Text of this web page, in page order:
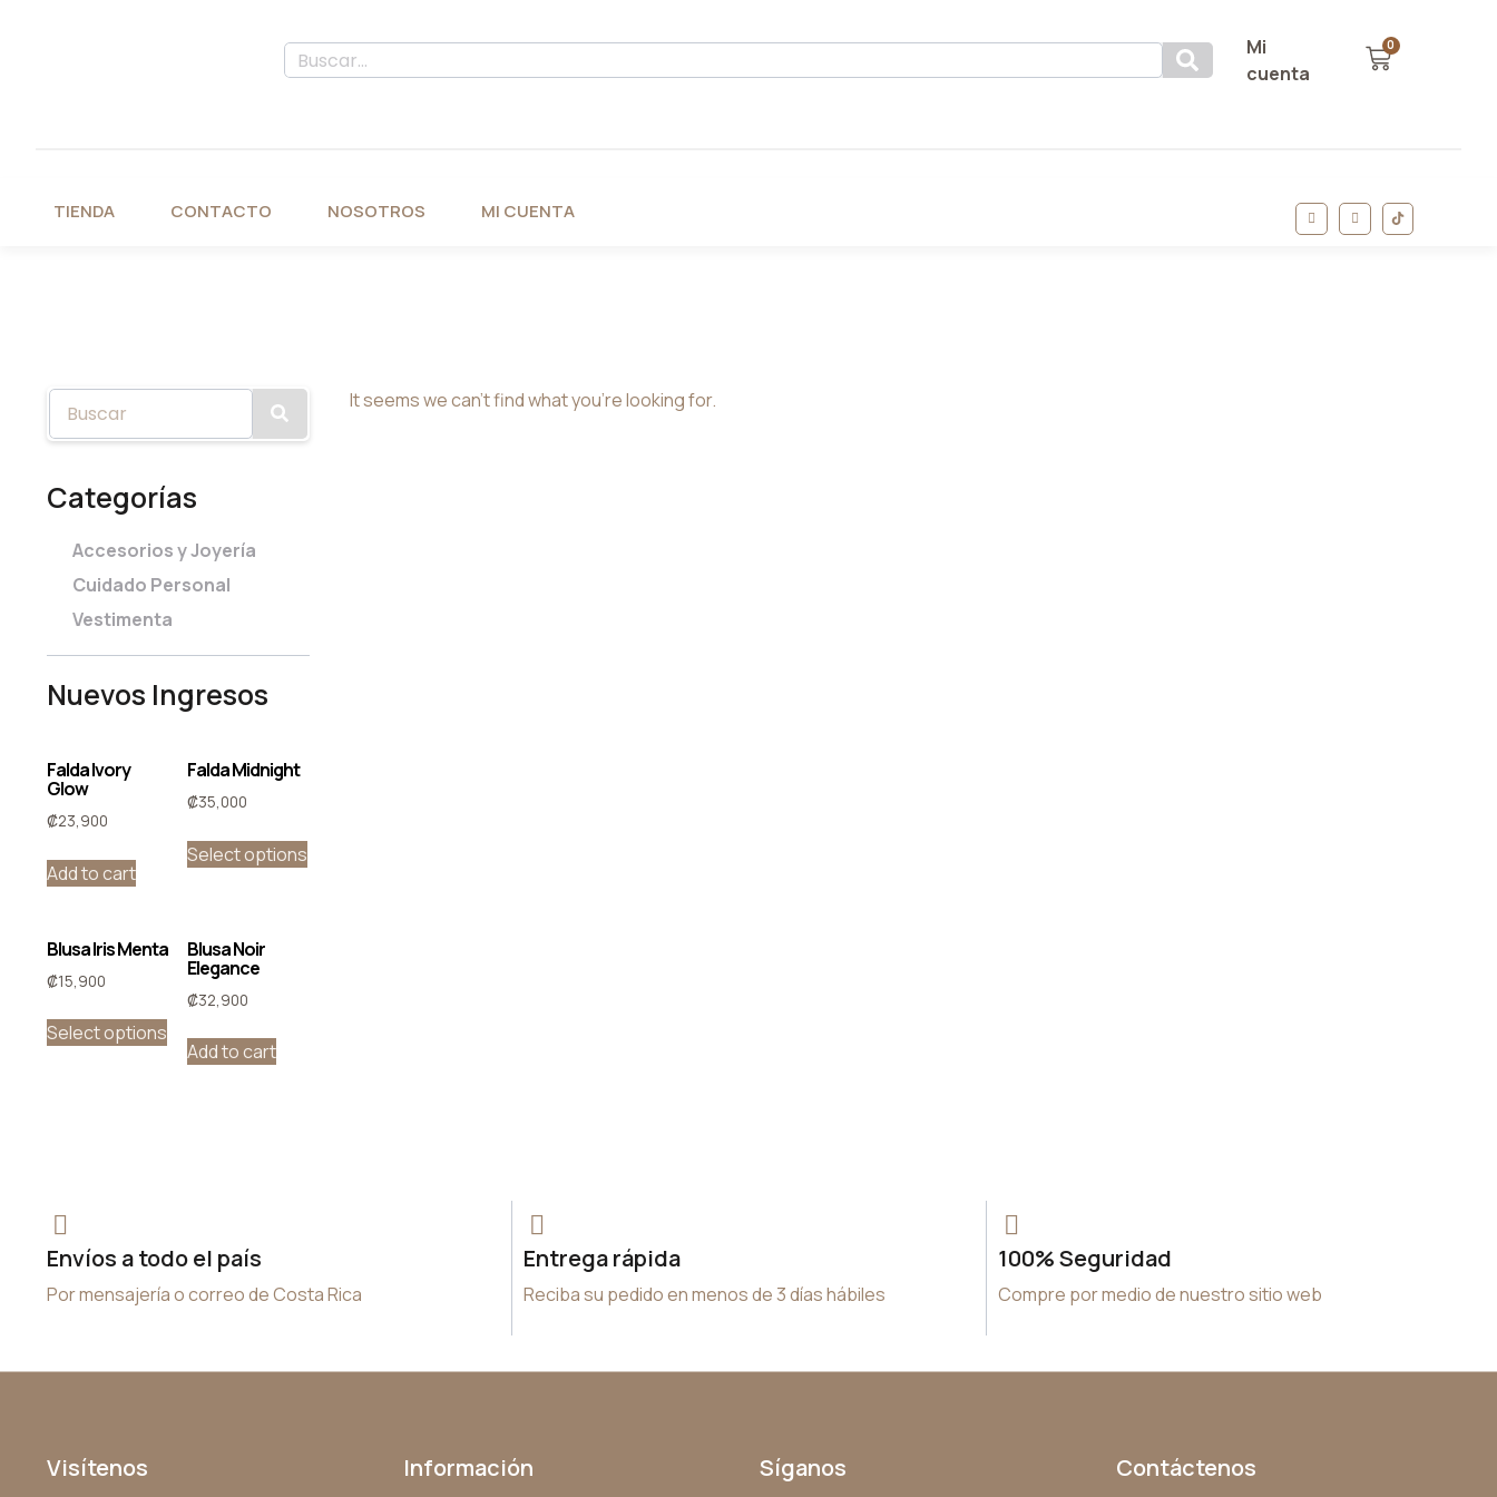
Mi
cuenta
0
TIENDA CONTACTO NOSOTROS MI CUENTA
Categorías
Accesorios y Joyería
Cuidado Personal
Vestimenta
Nuevos Ingresos
Falda Ivory
Glow
₡23,900
Add to cart
Falda Midnight
₡35,000
Select options
Blusa Iris Menta
₡15,900
Select options
Blusa Noir
Elegance
₡32,900
Add to cart
It seems we can't find what you're looking for.
Envíos a todo el país
Por mensajería o correo de Costa Rica
Entrega rápida
Reciba su pedido en menos de 3 días hábiles
100% Seguridad
Compre por medio de nuestro sitio web
Visítenos Información Síganos Contáctenos